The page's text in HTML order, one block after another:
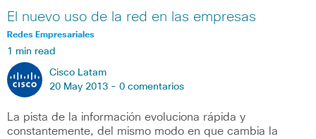
El nuevo uso de la red en las empresas
Redes Empresariales
1 min read
Cisco Latam
20 May 2013 - 0 comentarios
La pista de la información evoluciona rápida y
constantemente, del mismo modo en que cambia la